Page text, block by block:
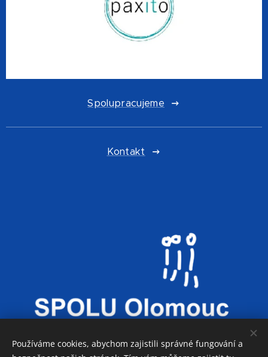
Spolupracujeme
Kontakt
Používáme cookies, abychom zajistili správné fungování a